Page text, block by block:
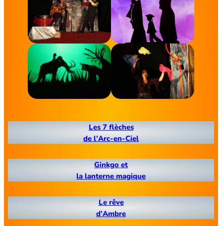
Les 7 flèches
de l’Arc-en-Ciel
Ginkgo et
la lanterne magique
Le rêve
d’Ambre